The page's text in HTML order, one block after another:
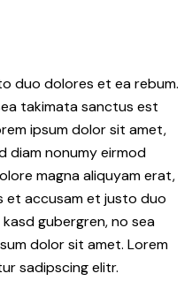
duo dolores et ea rebum.
takimata sanctus est
ipsum dolor sit amet,
diam nonumy eirmod
magna aliquyam erat,
et accusam et justo duo
gubergren, no sea
dolor sit amet. Lorem
sadipscing elitr.